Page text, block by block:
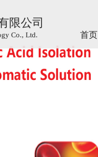
限公司
Co., Ltd. 首页
限公司
Co., Ltd. 首页